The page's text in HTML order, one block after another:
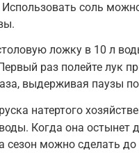
соль
ложку в 10 л
раз полейте лук
выдерживая паузы
натертого
Когда она остынет
сезон можно сделать до